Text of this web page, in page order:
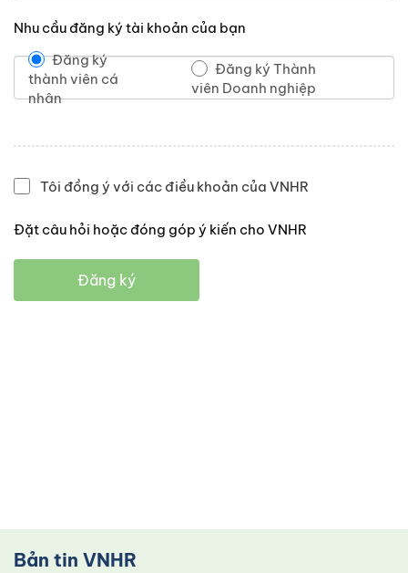
Nhu cầu đăng ký tài khoản của bạn
Đăng ký
thành viên cá
nhân
Đăng ký Thành
viên Doanh nghiệp
Tôi đồng ý với các điều khoản của VNHR
Đặt câu hỏi hoặc đóng góp ý kiến cho VNHR
Đăng ký
Bản tin VNHR